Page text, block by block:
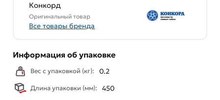
обязательно).
Конкорд
Оригинальный товар
Все товары бренда
Информация об упаковке
Вес с упаковкой (кг): 0.2
Длина упаковки (мм): 450